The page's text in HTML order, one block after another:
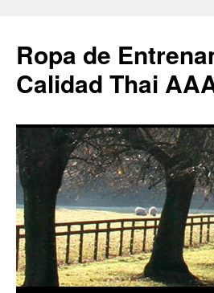
Ropa de
Calidad Thai